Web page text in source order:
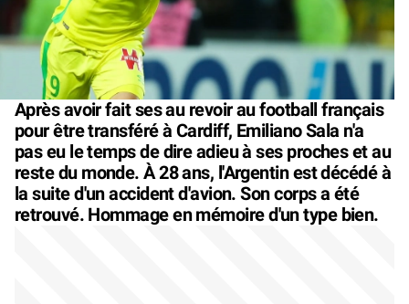
Après avoir fait ses au revoir au football français
pour être transféré à Cardiff, Emiliano Sala n'a
pas eu le temps de dire adieu à ses proches et au
reste du monde. À 28 ans, l'Argentin est décédé à
la suite d'un accident d'avion. Son corps a été
retrouvé. Hommage en mémoire d'un type bien.